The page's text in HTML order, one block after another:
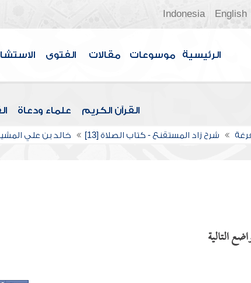
English
Indonesia
الرئيسية موسوعات مقالات الفتوى
القرآن الكريم علماء ودعاة
شرح زاد المستقنع - كتاب الصلاة [13] خالد بن علي
التالية